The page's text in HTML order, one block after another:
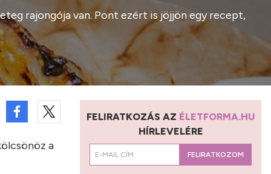
rajongója van. Pont ezért is jöjjön egy recept,
a
FELIRATKOZÁS AZ ÉLETFORMA.HU
HÍRLEVELÉRE
FELIRATKOZOM